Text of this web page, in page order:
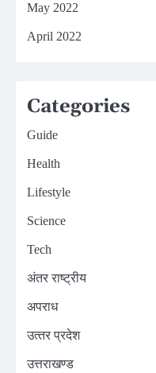
May 2022
April 2022
Categories
Guide
Health
Lifestyle
Science
Tech
अंतर राष्ट्रीय
अपराध
उत्‍तर प्रदेश
उत्तराखण्ड